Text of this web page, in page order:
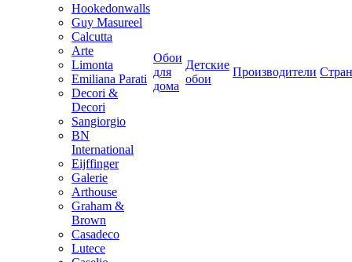
Hookedonwalls
Guy Masureel
Calcutta
Arte
Limonta
Emiliana Parati
Decori &
Decori
Sangiorgio
BN
International
Eijffinger
Galerie
Arthouse
Graham &
Brown
Casadeco
Lutece
Обои
для
дома
Детские
обои
Производители